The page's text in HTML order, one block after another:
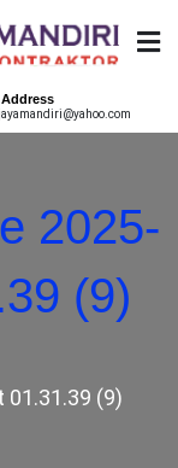
CAT
EPOXY LANTAI
2025-
(9)
(9)